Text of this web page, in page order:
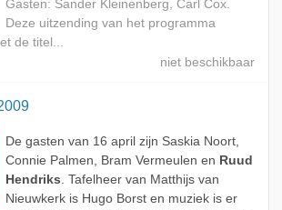
Gasten: Sander Kleinenberg, Carl Cox.
Deze uitzending van het programma
de titel...
De gasten van 16 april zijn Saskia Noort,
Connie Palmen, Bram Vermeulen en Ruud
Hendriks. Tafelheer van Matthijs van
Nieuwkerk is Hugo Borst en muziek is er